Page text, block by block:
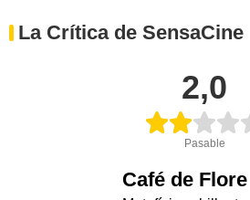
La Crítica de SensaCine
2,0
Pasable
Café de Flore